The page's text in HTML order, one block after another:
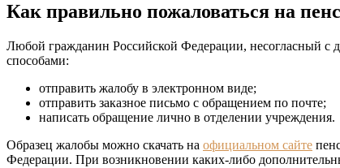
Как правильно пожаловаться на
Любой гражданин Российской Федерации, несогласный с
способами:
отправить жалобу в электронном виде;
отправить заказное письмо с обращением по почте;
написать обращение лично в отделении учреждения.
Образец жалобы можно скачать на официальном сайте
Федерации. При возникновении каких-либо